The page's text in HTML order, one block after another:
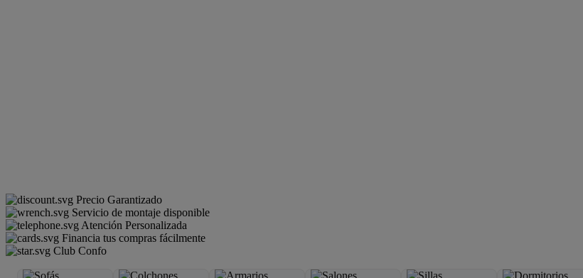
Precio Garantizado
Servicio de montaje disponible
Atención Personalizada
Financia tus compras fácilmente
Club Confo